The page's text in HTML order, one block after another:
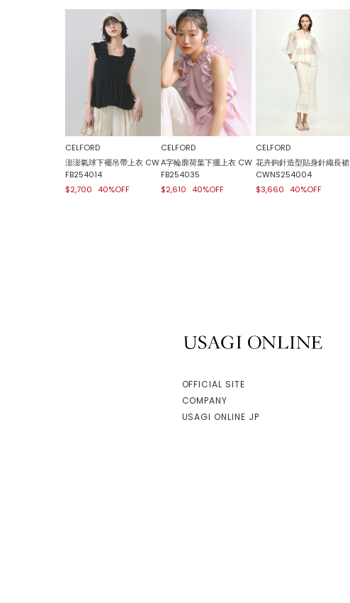
CELFORD
澎澎氣球下襬吊帶上衣 CW
FB254014
$2,700
40%OFF
CELFORD
A字輪廓荷葉下擺上衣 CW
FB254035
$2,610
40%OFF
CELFORD
花卉鉤針造型貼身針織長裙
CWNS254004
$3,660
40%OFF
OFFICIAL SITE
COMPANY
USAGI ONLINE JP